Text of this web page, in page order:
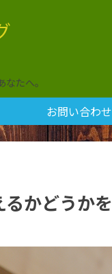
たへ。
お問い合わせ
かどうかを